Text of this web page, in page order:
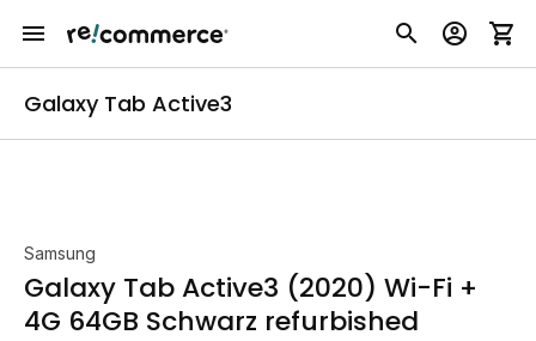
Galaxy Tab Active3
Samsung
Galaxy Tab Active3 (2020) Wi-Fi +
4G 64GB Schwarz refurbished